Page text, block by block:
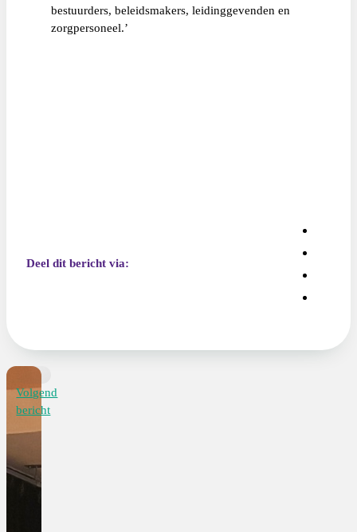
bestuurders, beleidsmakers, leidinggevenden en
zorgpersoneel.’
Deel dit bericht via:
Volgend
bericht